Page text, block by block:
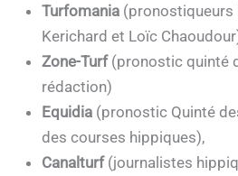
Turfomania(pronostiqueurs
Kerichard et Loïc
Zone-Turf(pronostic quinté
rédaction)
Equidia (pronostic Quinté
des courses hippiques),
Canalturf(journalistes